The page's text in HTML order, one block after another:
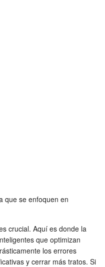
que se enfoquen en
crucial. Aquí es donde la
que optimizan
los errores
y cerrar más tratos. Si